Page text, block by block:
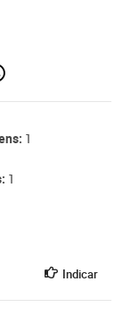
1
1
Indicar